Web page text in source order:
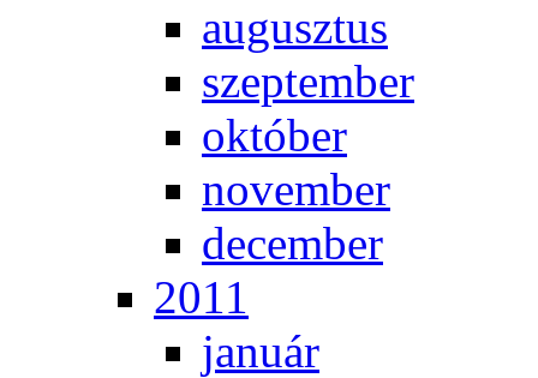
au­gusz­tus
szep­tem­ber
ok­tó­ber
no­vem­ber
de­cem­ber
2011
ja­nu­ár